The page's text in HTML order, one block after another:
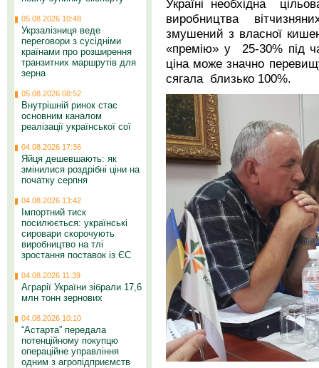
Україні необхідна
виробництва
змушений з власної
«премію» у 25-30% під
ціна може значно
сягала близько 100%.
05.08.2026 10:48
Укрзалізниця веде
переговори з сусідніми
країнами про розширення
транзитних маршрутів для
зерна
05.08.2026 08:52
Внутрішній ринок стає
основним каналом
реалізації української сої
04.08.2026 17:36
Яйця дешевшають: як
змінилися роздрібні ціни на
початку серпня
04.08.2026 13:42
Імпортний тиск
посилюється: українські
сировари скорочують
виробництво на тлі
зростання поставок із ЄС
04.08.2026 11:39
Аграрії України зібрали 17,6
млн тонн зернових
04.08.2026 10:10
“Астарта” передала
потенційному покупцю
операційне управління
одним з агропідприємств